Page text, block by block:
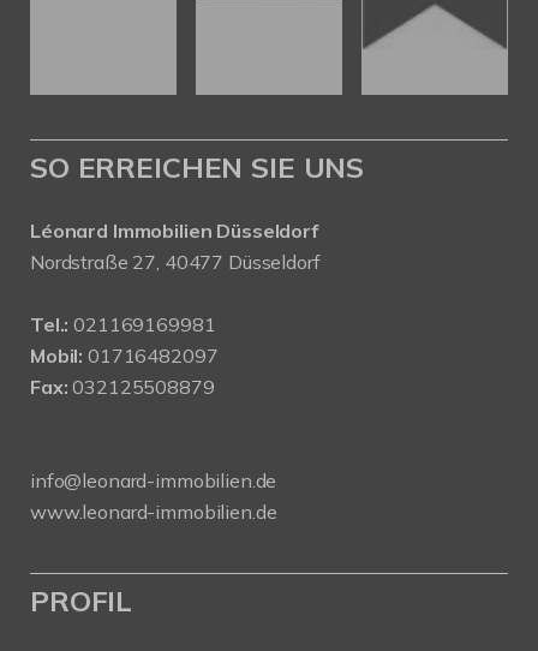
SO ERREICHEN SIE UNS
Léonard Immobilien Düsseldorf
Nordstraße 27, 40477 Düsseldorf
Tel.: 021169169981
Mobil: 01716482097
Fax: 032125508879
info@leonard-immobilien.de
www.leonard-immobilien.de
PROFIL